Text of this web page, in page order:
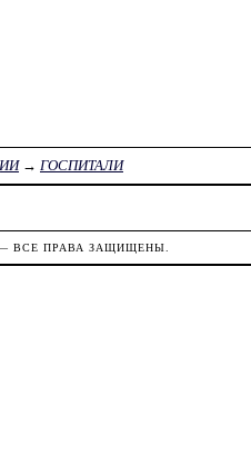
→ ГОСПИТАЛИ
ВСЕ ПРАВА ЗАЩИЩЕНЫ.